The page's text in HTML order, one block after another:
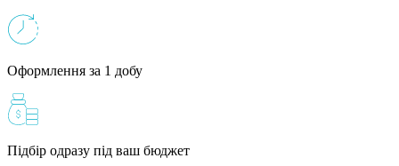
Оформлення за 1 добу
Підбір одразу під ваш бюджет